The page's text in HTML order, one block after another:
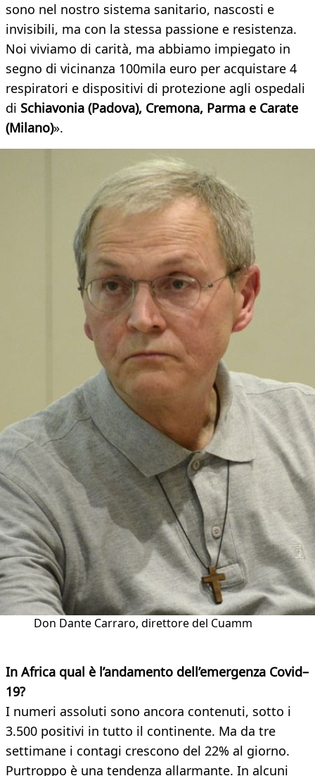
sono nel nostro sistema sanitario, nascosti e
invisibili, ma con la stessa passione e resistenza.
Noi viviamo di carità, ma abbiamo impiegato in
segno di vicinanza 100mila euro per acquistare 4
respiratori e dispositivi di protezione agli ospedali
di Schiavonia (Padova), Cremona, Parma e Carate
(Milano)».
Don Dante Carraro, direttore del Cuamm
In Africa qual è l’andamento dell’emergenza Covid–
19?
I numeri assoluti sono ancora contenuti, sotto i
3.500 positivi in tutto il continente. Ma da tre
settimane i contagi crescono del 22% al giorno.
Purtroppo è una tendenza allarmante. In alcuni